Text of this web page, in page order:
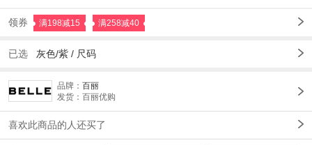
领券 满198减15 满258减40
已选 灰色/紫 / 尺码
品牌： 百丽
发货：百丽优购
喜欢此商品的人还买了